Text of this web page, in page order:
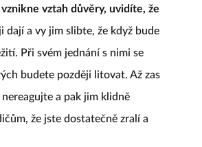
vztah důvěry, uvidíte, že
dají a vy jim slibte, že když bude
Při svém jednání s nimi se
budete později litovat. Až zas
a pak jim klidně
že jste dostatečně zralí a